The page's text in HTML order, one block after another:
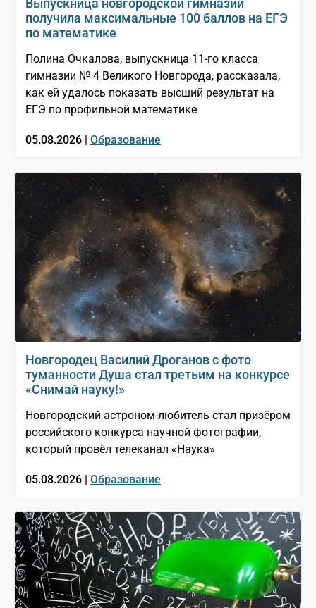
Выпускница новгородской гимназии
получила максимальные 100 баллов на ЕГЭ
по математике
Полина Очкалова, выпускница 11-го класса
гимназии № 4 Великого Новгорода, рассказала,
как ей удалось показать высший результат на
ЕГЭ по профильной математике
05.08.2026 | Образование
Новгородец Василий Дроганов с фото
туманности Душа стал третьим на конкурсе
«Снимай науку!»
Новгородский астроном-любитель стал призёром
российского конкурса научной фотографии,
который провёл телеканал «Наука»
05.08.2026 | Образование